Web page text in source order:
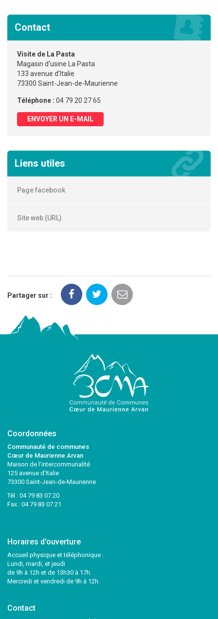
Contact
Visite de La Pasta
Magasin d'usine La Pasta
133 avenue d'Italie
73300 Saint-Jean-de-Maurienne
Téléphone : 04 79 20 27 65
ENVOYER UN E-MAIL
Liens utiles
Page facebook
Site web (URL)
Partager sur :
Coordonnées
Communauté de communes
Cœur de Maurienne Arvan
Maison de l’intercommunalité
125 avenue d’Italie
73300 Saint-Jean-de-Maurienne
Tél : 04 79 83 07 20
Fax : 04 79 83 07 21
Horaires d'ouverture
Accueil physique et téléphonique :
Lundi, mardi, et jeudi
de 9h à 12h et de 13h30 à 17h.
Mercredi et vendredi de 9h à 12h.
Contact